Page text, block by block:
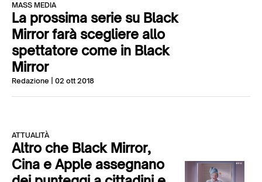
MASS MEDIA
La prossima serie su Black
Mirror farà scegliere allo
spettatore come in Black
Mirror
Redazione | 02 ott 2018
ATTUALITÀ
Altro che Black Mirror,
Cina e Apple assegnano